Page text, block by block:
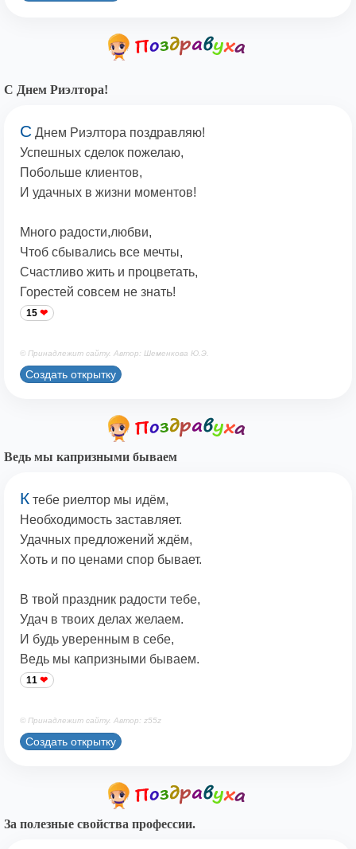
С Днем Риэлтора!
С Днем Риэлтора поздравляю!
Успешных сделок пожелаю,
Побольше клиентов,
И удачных в жизни моментов!
Много радости,любви,
Чтоб сбывались все мечты,
Счастливо жить и процветать,
Горестей совсем не знать!
15
© Принадлежит сайту. Автор: Шеменкова Ю.Э.
Создать открытку
Ведь мы капризными бываем
К тебе риелтор мы идём,
Необходимость заставляет.
Удачных предложений ждём,
Хоть и по ценами спор бывает.
В твой праздник радости тебе,
Удач в твоих делах желаем.
И будь уверенным в себе,
Ведь мы капризными бываем.
11
© Принадлежит сайту. Автор: z55z
Создать открытку
За полезные свойства профессии.